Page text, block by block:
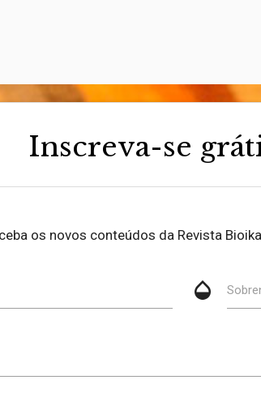
Inscreva-se
os novos conteúdos da Revista
opacity